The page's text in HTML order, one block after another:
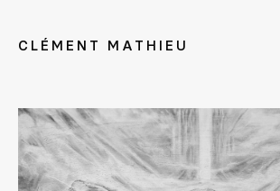
CLÉMENT MATHIEU